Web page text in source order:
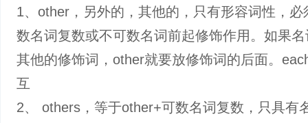
1、other，另外的，其他的，只有形容词性，必
数名词复数或不可数名词前起修饰作用。如果
其他的修饰词，other就要放修饰词的后面。
互
2、 others，等于other+可数名词复数，只具有